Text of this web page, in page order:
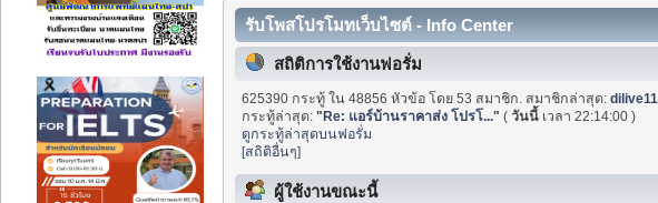
รับโพสโปรโมทเว็บไซต์ - Info Center
สถิติการใช้งานฟอรั่ม
625390 กระทู้ ใน 48856 หัวข้อ โดย 53 สมาชิก. สมาชิกล่าสุด:dilive11
กระทู้ล่าสุด:"Re: แอร์บ้านราคาส่ง โปรโ..." (วันนี้ เวลา 22:14:00 )
ดูกระทู้ล่าสุดบนฟอรั่ม
[สถิติอื่นๆ]
ผู้ใช้งานขณะนี้